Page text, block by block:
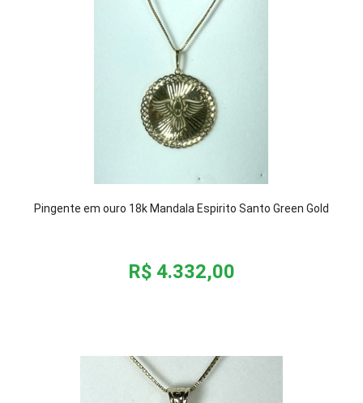
Pingente em ouro 18k Mandala Espirito Santo Green Gold
R$ 4.332,00